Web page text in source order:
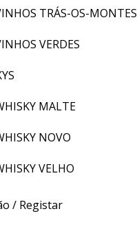
TRÁS-OS-MONTES
VERDES
MALTE
NOVO
VELHO
/ Registar